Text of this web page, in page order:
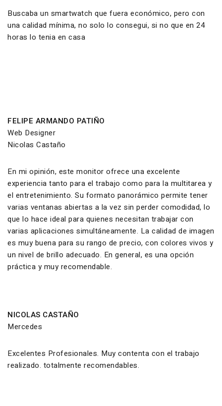
Buscaba un smartwatch que fuera económico, pero con
una calidad mínima, no solo lo consegui, si no que en 24
horas lo tenia en casa
FELIPE ARMANDO PATIÑO
Web Designer
Nicolas Castaño
En mi opinión, este monitor ofrece una excelente
experiencia tanto para el trabajo como para la multitarea y
el entretenimiento. Su formato panorámico permite tener
varias ventanas abiertas a la vez sin perder comodidad, lo
que lo hace ideal para quienes necesitan trabajar con
varias aplicaciones simultáneamente. La calidad de imagen
es muy buena para su rango de precio, con colores vivos y
un nivel de brillo adecuado. En general, es una opción
práctica y muy recomendable.
NICOLAS CASTAÑO
Mercedes
Excelentes Profesionales. Muy contenta con el trabajo
realizado. totalmente recomendables.